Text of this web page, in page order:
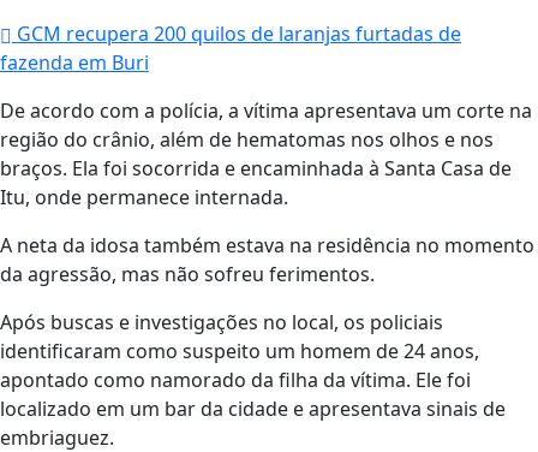
GCM recupera 200 quilos de laranjas furtadas de
fazenda em Buri
De acordo com a polícia, a vítima apresentava um corte na
região do crânio, além de hematomas nos olhos e nos
braços. Ela foi socorrida e encaminhada à Santa Casa de
Itu, onde permanece internada.
A neta da idosa também estava na residência no momento
da agressão, mas não sofreu ferimentos.
Após buscas e investigações no local, os policiais
identificaram como suspeito um homem de 24 anos,
apontado como namorado da filha da vítima. Ele foi
localizado em um bar da cidade e apresentava sinais de
embriaguez.